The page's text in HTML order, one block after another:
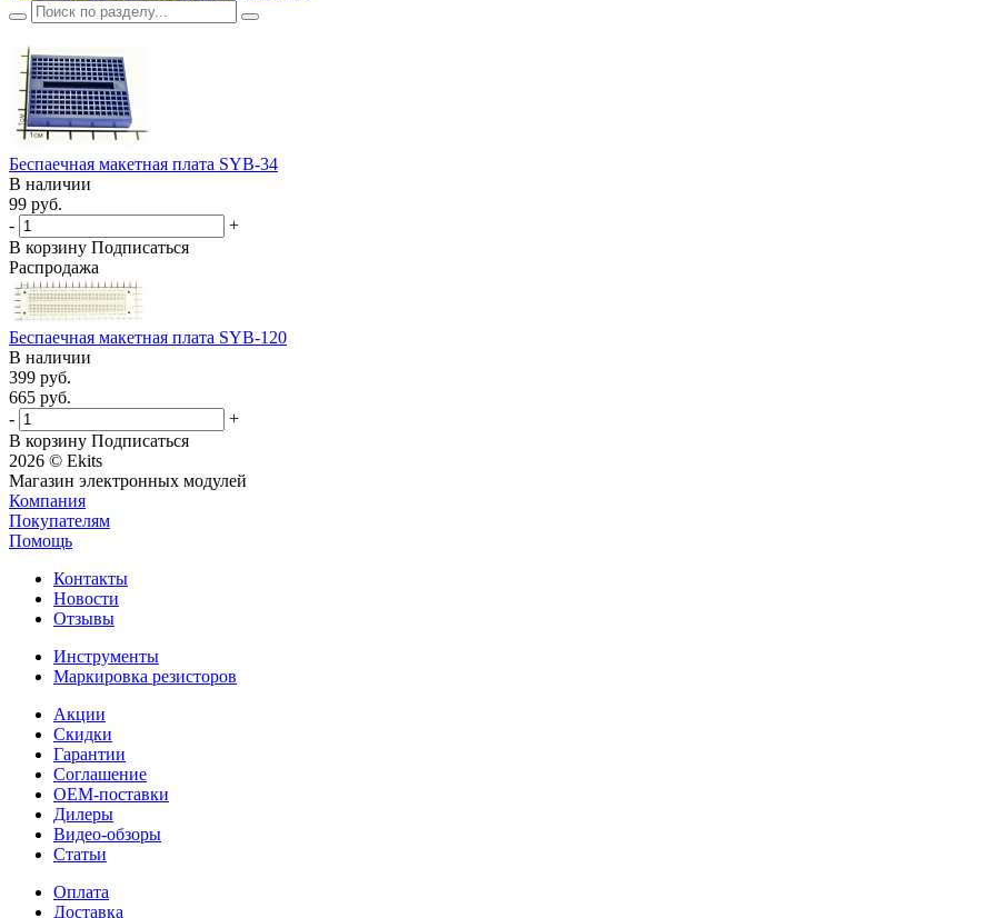
Беспаечная макетная плата SYB-34
В наличии
99 руб.
-
+
В корзину Подписаться
Распродажа
Беспаечная макетная плата SYB-120
В наличии
399 руб.
665 руб.
-
+
В корзину Подписаться
2026 © Ekits
Магазин электронных модулей
Компания
Покупателям
Помощь
Контакты
Новости
Отзывы
Инструменты
Маркировка резисторов
Акции
Скидки
Гарантии
Соглашение
OEM-поставки
Дилеры
Видео-обзоры
Статьи
Оплата
Доставка